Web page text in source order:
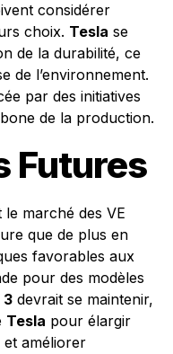
considérer
choix. Tesla se
de la durabilité, ce
de l’environnement.
par des initiatives
de la production.
Futures
le marché des VE
que de plus en
favorables aux
pour des modèles
3 devrait se maintenir,
Tesla pour élargir
améliorer